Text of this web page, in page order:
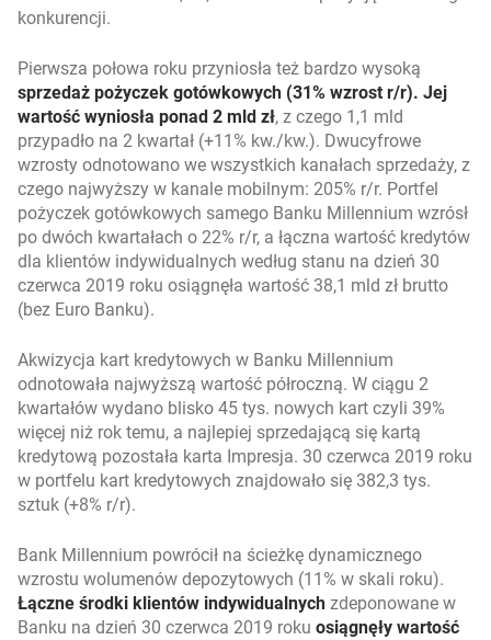
konkurencji.
Pierwsza połowa roku przyniosła też bardzo wysoką
sprzedaż pożyczek gotówkowych (31% wzrost r/r). Jej
wartość wyniosła ponad 2 mld zł, z czego 1,1 mld
przypadło na 2 kwartał (+11% kw./kw.). Dwucyfrowe
wzrosty odnotowano we wszystkich kanałach sprzedaży, z
czego najwyższy w kanale mobilnym: 205% r/r. Portfel
pożyczek gotówkowych samego Banku Millennium wzrósł
po dwóch kwartałach o 22% r/r, a łączna wartość kredytów
dla klientów indywidualnych według stanu na dzień 30
czerwca 2019 roku osiągnęła wartość 38,1 mld zł brutto
(bez Euro Banku).
Akwizycja kart kredytowych w Banku Millennium
odnotowała najwyższą wartość półroczną. W ciągu 2
kwartałów wydano blisko 45 tys. nowych kart czyli 39%
więcej niż rok temu, a najlepiej sprzedającą się kartą
kredytową pozostała karta Impresja. 30 czerwca 2019 roku
w portfelu kart kredytowych znajdowało się 382,3 tys.
sztuk (+8% r/r).
Bank Millennium powrócił na ścieżkę dynamicznego
wzrostu wolumenów depozytowych (11% w skali roku).
Łączne środki klientów indywidualnych zdeponowane w
Banku na dzień 30 czerwca 2019 roku osiągnęły wartość